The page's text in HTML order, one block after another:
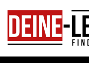
content